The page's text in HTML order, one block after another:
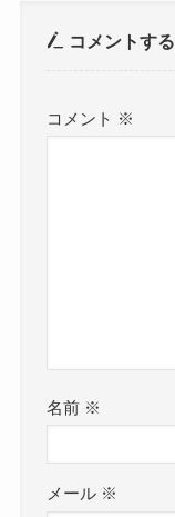
コメントする
コメント ※
名前 ※
メール ※